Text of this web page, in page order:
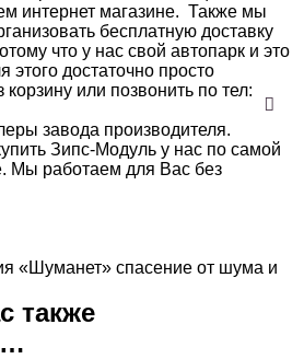
интернет магазине. Также мы
бесплатную доставку
что у нас свой автопарк и это
этого достаточно просто
или позвонить по тел:
завода производителя.
Зипс-Модуль у нас по самой
Мы работаем для Вас без
«Шуманет» спасение от шума и
также